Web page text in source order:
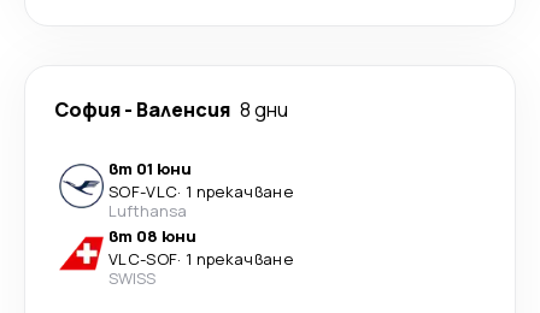
София- Валенсия 8 дни
вт 01 юни
SOF-VLC· 1 прекачване
Lufthansa
вт 08 юни
VLC-SOF· 1 прекачване
SWISS